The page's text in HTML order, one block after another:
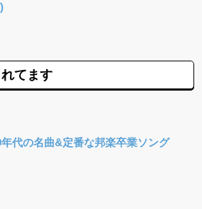
てます
年代の名曲&定番な邦楽卒業ソング